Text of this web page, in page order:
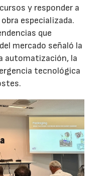
y responder a
especializada.
que
mercado señaló la
automatización, la
tecnológica